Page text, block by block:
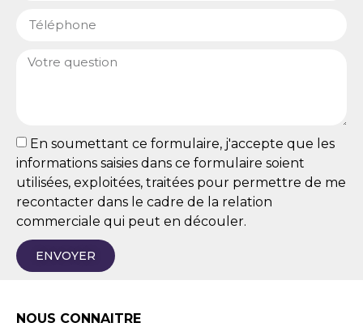
En soumettant ce formulaire, j'accepte que les
informations saisies dans ce formulaire soient
utilisées, exploitées, traitées pour permettre de me
recontacter dans le cadre de la relation
commerciale qui peut en découler.
ENVOYER
NOUS CONNAITRE